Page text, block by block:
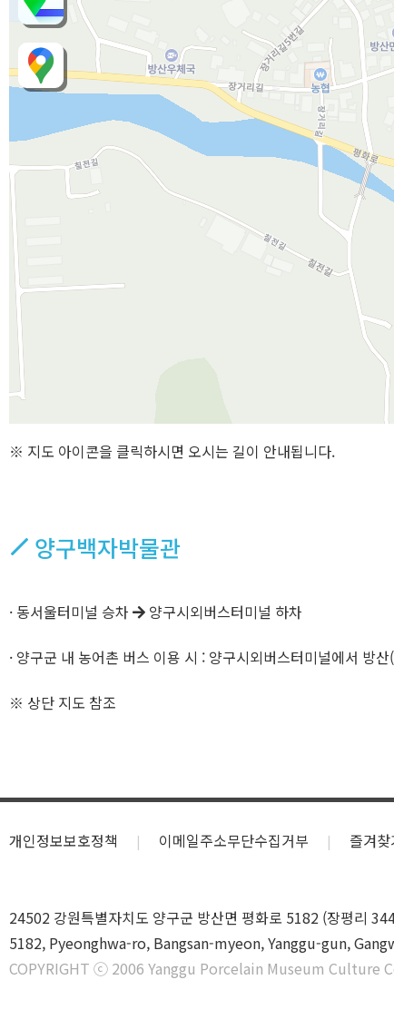
※ 지도 아이콘을 클릭하시면 오시는 길이 안내됩니다.
양구백자박물관
· 동서울터미널 승차 양구시외버스터미널 하차
· 양구군 내 농어촌 버스 이용 시 : 양구시외버스터미널에서 방
※ 상단 지도 참조
개인정보보호정책 이메일주소무단수집거부 즐겨
24502 강원특별자치도 양구군 방산면 평화로 5182 (장평리
5182, Pyeonghwa-ro, Bangsan-myeon, Yanggu-gun,
COPYRIGHT ⓒ 2006 Yanggu Porcelain Museum Culture